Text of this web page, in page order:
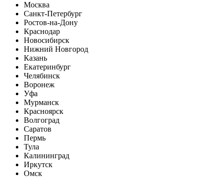
Москва
Санкт-Петербург
Ростов-на-Дону
Краснодар
Новосибирск
Нижний Новгород
Казань
Екатеринбург
Челябинск
Воронеж
Уфа
Мурманск
Красноярск
Волгоград
Саратов
Пермь
Тула
Калининград
Иркутск
Омск